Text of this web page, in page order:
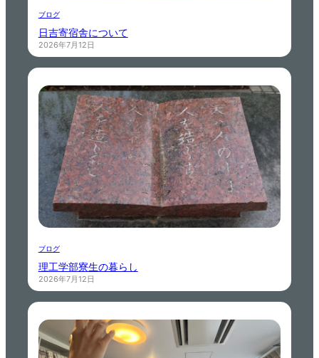
ブログ
日吉寄宿舎について
2026年7月12日
ブログ
理工学部寮生の暮らし
2026年7月12日